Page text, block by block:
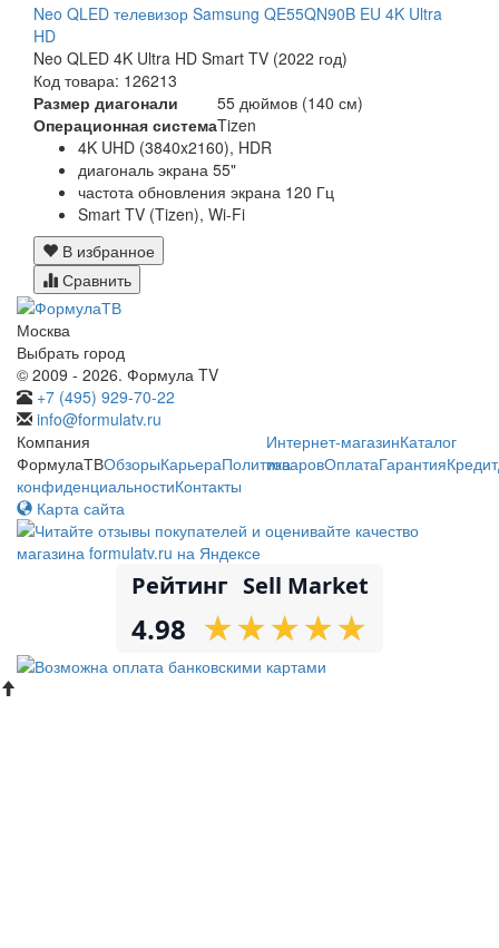
Neo QLED телевизор Samsung QE55QN90B EU 4K Ultra
HD
Neo QLED 4K Ultra HD Smart TV (2022 год)
Код товара: 126213
Размер диагонали
55 дюймов (140 см)
Операционная системаTizen
4K UHD (3840x2160), HDR
диагональ экрана 55"
частота обновления экрана 120 Гц
Smart TV (Tizen), Wi-Fi
В избранное
Сравнить
Москва
Выбрать город
© 2009 - 2026. Формула TV
+7 (495) 929-70-22
info@formulatv.ru
Компания
ФормулаТВОбзорыКарьераПолитика
конфиденциальностиКонтакты
Интернет-магазинКаталог
товаровОплатаГарантияКредит
Карта сайта
Рейтинг Sell Market
4.98 ★
★★
★★
★★
★★
★